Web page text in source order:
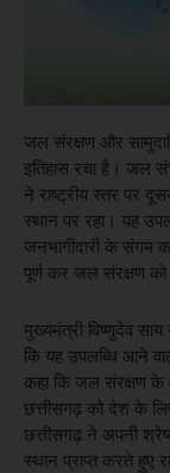
जल संरक्षण और
इतिहास रचा है। जल
ने राष्ट्रीय स्तर पर
स्थान पर रहा। यह
जनभागीदारी के संगम
पूर्ण कर जल संरक्षण
मुख्यमंत्री विष्णुदेव
कि यह उपलब्धि आने
कहा कि जल संरक्षण के
छत्तीसगढ़ को देश के
छत्तीसगढ़ ने अपनी
स्थान प्राप्त करते हुए